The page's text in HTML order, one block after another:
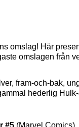
omslag! Här
omslagen från
fram-och-bak,
hederlig
#5(Marvel Comics)